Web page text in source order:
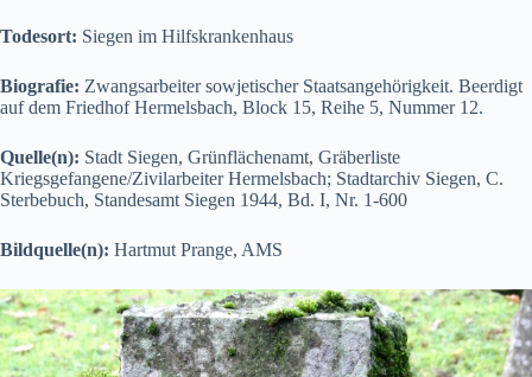
Todesort: Siegen im Hilfskrankenhaus
Biografie: Zwangsarbeiter sowjetischer Staatsangehörigkeit. Beerdigt
auf dem Friedhof Hermelsbach, Block 15, Reihe 5, Nummer 12.
Quelle(n): Stadt Siegen, Grünflächenamt, Gräberliste
Kriegsgefangene/Zivilarbeiter Hermelsbach; Stadtarchiv Siegen, C.
Sterbebuch, Standesamt Siegen 1944, Bd. I, Nr. 1-600
Bildquelle(n): Hartmut Prange, AMS